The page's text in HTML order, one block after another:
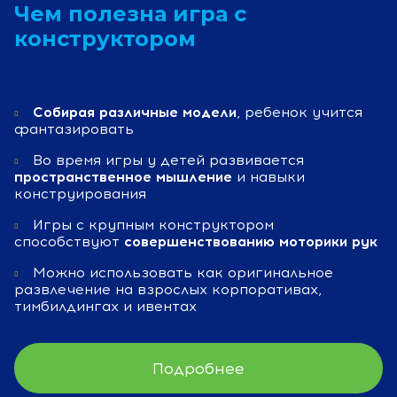
Чем полезна игра с
конструктором
Собирая различные модели, ребенок учится
фантазировать
Во время игры у детей развивается
пространственное мышление и навыки
конструирования
Игры с крупным конструктором
способствуют совершенствованию моторики рук
Можно использовать как оригинальное
развлечение на взрослых корпоративах,
тимбилдингах и ивентах
Подробнее